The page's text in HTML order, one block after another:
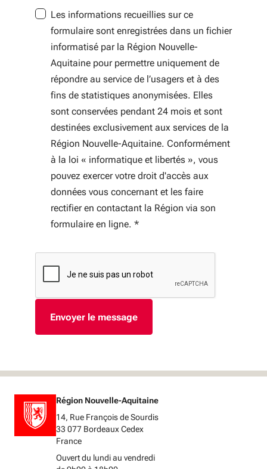
Les informations recueillies sur ce
formulaire sont enregistrées dans un fichier
informatisé par la Région Nouvelle-
Aquitaine pour permettre uniquement de
répondre au service de l’usagers et à des
fins de statistiques anonymisées. Elles
sont conservées pendant 24 mois et sont
destinées exclusivement aux services de la
Région Nouvelle-Aquitaine. Conformément
à la loi « informatique et libertés », vous
pouvez exercer votre droit d'accès aux
données vous concernant et les faire
rectifier en contactant la Région via son
formulaire en ligne. *
Région Nouvelle-Aquitaine
14, Rue François de Sourdis
33 077 Bordeaux Cedex
France
Ouvert du lundi au vendredi